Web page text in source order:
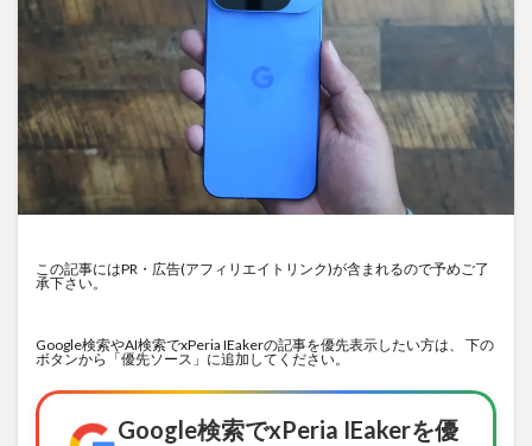
この記事にはPR・広告(アフィリエイトリンク)が含まれるので予めご了
承下さい。
Google検索やAI検索でxPeria IEakerの記事を優先表示したい方は、 下の
ボタンから「優先ソース」に追加してください。
Google検索でxPeria IEakerを優